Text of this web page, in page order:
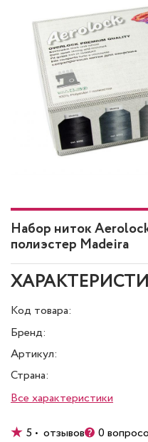
Набор ниток
полиэстер Madeira
Код товара:
Бренд:
Артикул:
Страна:
Все характеристики
5 • отзывов 0